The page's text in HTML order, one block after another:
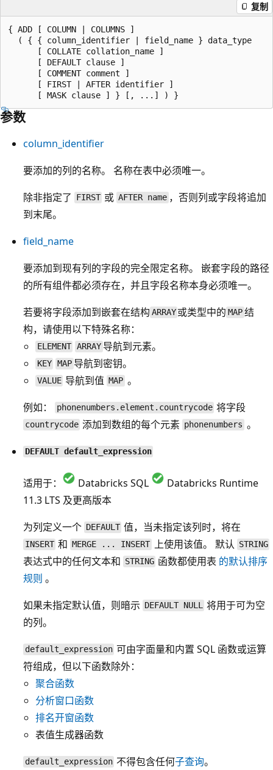
复制
{ ADD [ COLUMN | COLUMNS ]
  ( { { column_identifier | field_name } data_type
      [ COLLATE collation_name ]
      [ DEFAULT clause ]
      [ COMMENT comment ]
      [ FIRST | AFTER identifier ]
参数
column_identifier
要添加的列的名称。 名称在表中必须唯一。
除非指定了
FIRST 或 AFTER name ，否则列或字段将追加
到末尾。
field_name
要添加到现有列的字段的完全限定名称。 嵌套字段的路径
的所有组件都必须存在，并且字段名称本身必须唯一。
若要将字段添加到嵌套在结构 ARRAY 或类型中的MAP结
构，请使用以下特殊名称：
ELEMENT ARRAY导航到元素。
KEY MAP导航到密钥。
VALUE 导航到值MAP。
例如：
phonenumbers.element.countrycode 将字段
countrycode 添加到数组的每个元素 phonenumbers 。
DEFAULT default_expression
适用于： Databricks SQL
Databricks Runtime
11.3 LTS 及更高版本
为列定义一个 DEFAULT 值，当未指定该列时，将在
INSERT 和 MERGE ... INSERT 上使用该值。 默认 STRING
表达式中的任何文本和 STRING 函数都使用表 的默认排序
规则 。
如果未指定默认值，则暗示 DEFAULT NULL 将用于可为空
的列。
default_expression 可由字面量和内置 SQL 函数或运算
符组成，但以下函数除外：
聚合函数
分析窗口函数
排名开窗函数
表值生成器函数
default_expression 不得包含任何子查询。